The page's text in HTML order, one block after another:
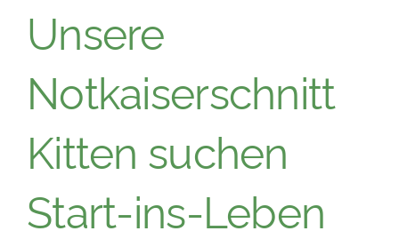
Unsere
Notkaiserschnitt
Kitten suchen
Start-ins-Leben